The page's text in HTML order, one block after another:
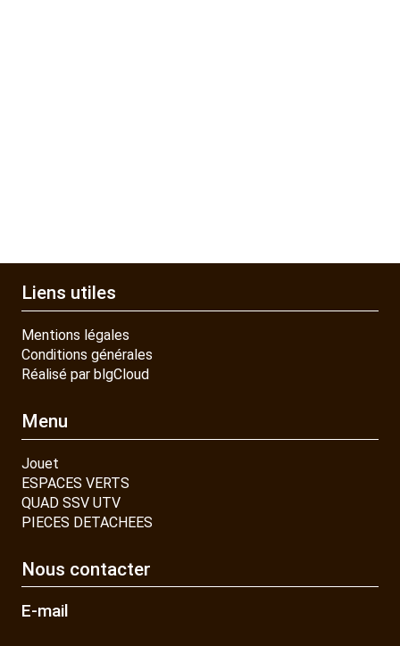
Liens utiles
Mentions légales
Conditions générales
Réalisé par blgCloud
Menu
Jouet
ESPACES VERTS
QUAD SSV UTV
PIECES DETACHEES
Nous contacter
E-mail